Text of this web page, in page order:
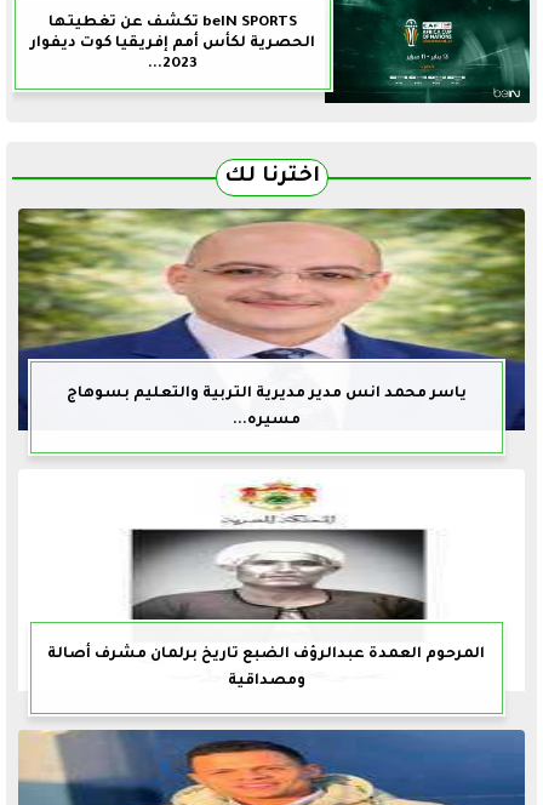
beIN SPORTS تكشف عن تغطيتها
الحصرية لكأس أمم إفريقيا كوت ديفوار
2023...
اخترنا لك
ياسر محمد انس مدير مديرية التربية والتعليم بسوهاج
مسيره...
المرحوم العمدة عبدالرؤف الضبع تاريخ برلمان مشرف أصالة
ومصداقية